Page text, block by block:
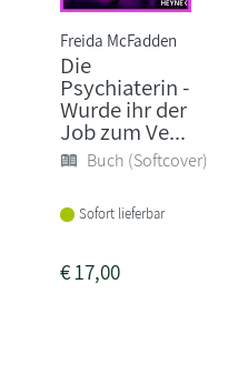
Freida McFadden
Die
Psychiaterin -
Wurde ihr der
Job zum Ve...
Buch (Softcover)
Sofort lieferbar
€17,00